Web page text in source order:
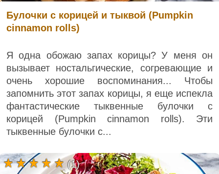
Булочки с корицей и тыквой (Pumpkin
cinnamon rolls)
Я одна обожаю запах корицы? У меня он
вызывает ностальгические, согревающие и
очень хорошие воспоминания... Чтобы
запомнить этот запах корицы, я еще испекла
фантастические тыквенные булочки с
корицей (Pumpkin cinnamon rolls). Эти
тыквенные булочки с...
(1)